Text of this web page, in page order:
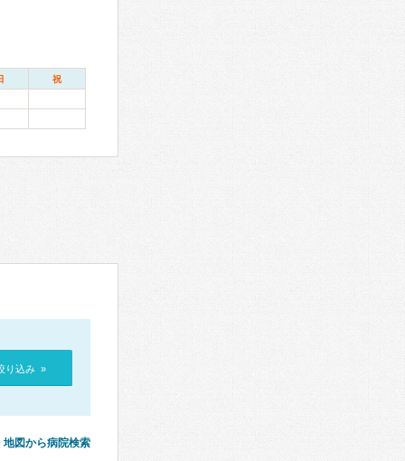
祝
り込み »
地図から病院検索